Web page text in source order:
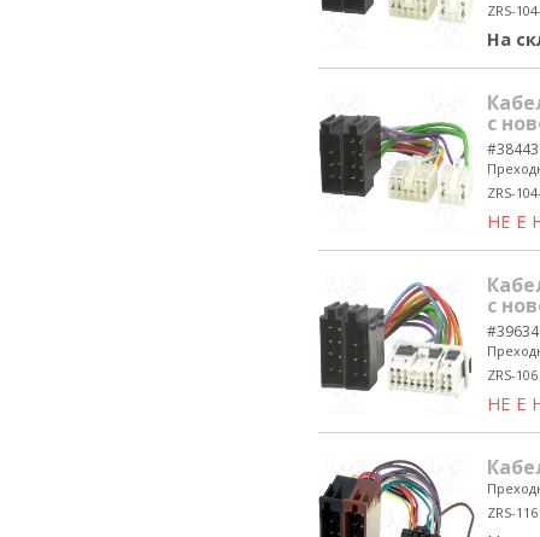
ZRS-
На
с
#38443
ZRS-
НЕ Е
с
#39634
ZRS-106
НЕ Е
ZRS-116